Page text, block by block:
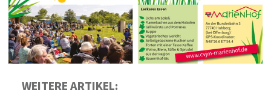
WEITERE ARTIKEL: